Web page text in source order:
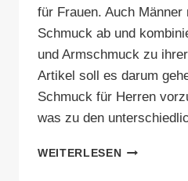
für Frauen. Auch
Schmuck ab und
und Armschmuck zu
Artikel soll es darum
Schmuck für Herren
was zu den
WEITERLESENSCHMUCK